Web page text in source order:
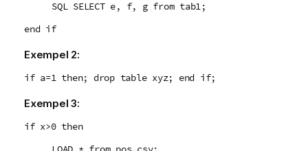
SQL SELECT e, f, g from tab1;
end if
Exempel 2:
if a=1 then; drop table xyz; end if;
Exempel 3:
if x>0 then